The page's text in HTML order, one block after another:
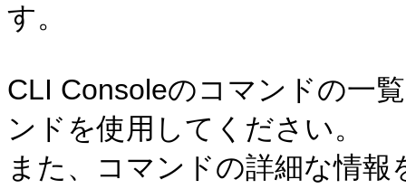
す。
CLI Consoleのコマンドの一
ンドを使用してください。
また、コマンドの詳細な情